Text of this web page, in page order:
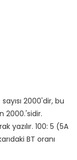
2000'dir, bu
2000.'sidir.
yazılır. 100: 5 (5A
BT oranı